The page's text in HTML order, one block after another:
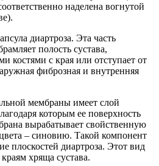
наделена вогнутой
диартроза. Эта часть
полость сустава,
костями с края или отступает от
фиброзная и внутренняя
мембраны имеет слой
которым ее поверхность
вырабатывает свойственную
– синовию. Такой компонент
плоскостей диартроза. Этот вид
хряща сустава.